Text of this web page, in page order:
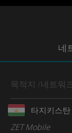
네
목적지 /네트워
타지키스탄
ZET Mobile